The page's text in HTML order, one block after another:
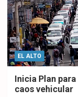
EL ALTO
Inicia Plan
caos vehicular